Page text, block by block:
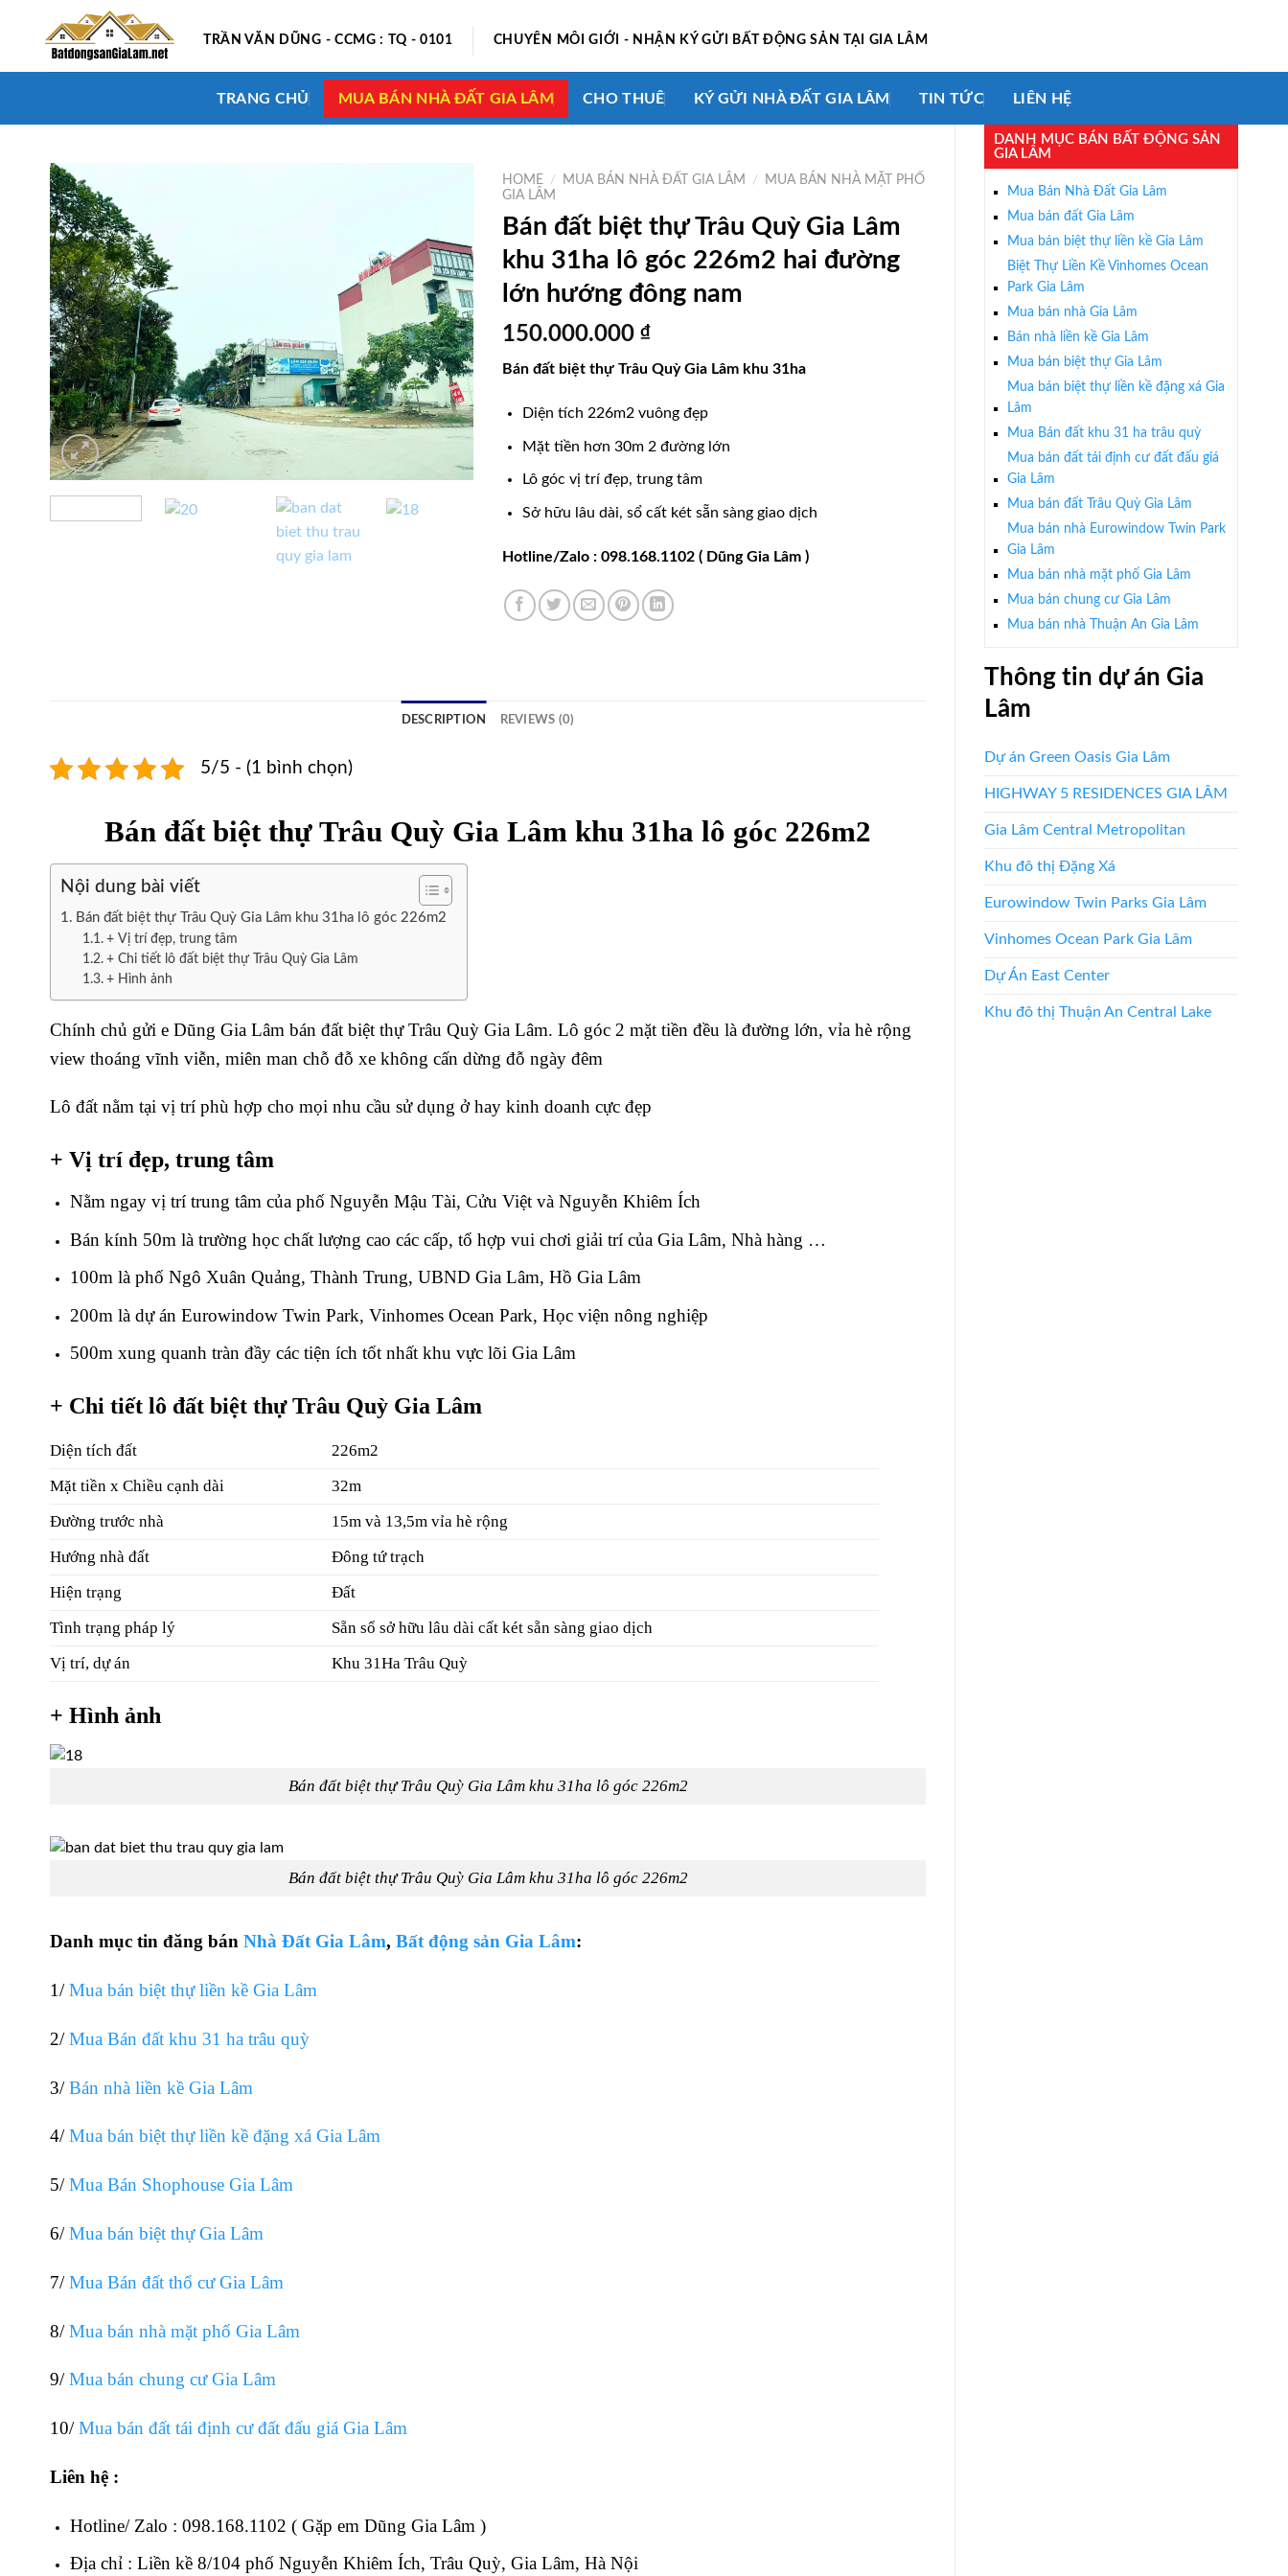
TRẦN VĂN DŨNG - CCMG : TQ - 0101 CHUYÊN MÔI GIỚI - NHẬN KÝ GỬI BẤT ĐỘNG SẢN TẠI GIA LÂM
TRANG CHỦ MUA BÁN NHÀ ĐẤT GIA LÂM CHO THUÊ KÝ GỬI NHÀ ĐẤT GIA LÂM TIN TỨC LIÊN HỆ
DANH MỤC BÁN BẤT ĐỘNG SẢN
GIA LÂM
Mua Bán Nhà Đất Gia Lâm
Mua bán đất Gia Lâm
Mua bán biệt thự liền kề Gia Lâm
Biệt Thự Liền Kề Vinhomes Ocean
Park Gia Lâm
Mua bán nhà Gia Lâm
Bán nhà liền kề Gia Lâm
Mua bán biệt thự Gia Lâm
Mua bán biệt thự liền kề đặng xá Gia
Lâm
Mua Bán đất khu 31 ha trâu quỳ
Mua bán đất tái định cư đất đấu giá
Gia Lâm
Mua bán đất Trâu Quỳ Gia Lâm
Mua bán nhà Eurowindow Twin Park
Gia Lâm
Mua bán nhà mặt phố Gia Lâm
Mua bán chung cư Gia Lâm
Mua bán nhà Thuận An Gia Lâm
Thông tin dự án Gia
Lâm
Dự án Green Oasis Gia Lâm
HIGHWAY 5 RESIDENCES GIA LÂM
Gia Lâm Central Metropolitan
Khu đô thị Đặng Xá
Eurowindow Twin Parks Gia Lâm
Vinhomes Ocean Park Gia Lâm
Dự Án East Center
Khu đô thị Thuận An Central Lake
HOME / MUA BÁN NHÀ ĐẤT GIA LÂM /
MUA BÁN NHÀ MẶT PHỐ
GIA LÂM
Bán đất biệt thự Trâu Quỳ Gia Lâm
khu 31ha lô góc 226m2 hai đường
lớn hướng đông nam
150.000.000 ₫
Bán đất biệt thự Trâu Quỳ Gia Lâm khu 31ha
Diện tích 226m2 vuông đẹp
Mặt tiền hơn 30m 2 đường lớn
Lô góc vị trí đẹp, trung tâm
Sở hữu lâu dài, sổ cất két sẵn sàng giao dịch
Hotline/Zalo : 098.168.1102 ( Dũng Gia Lâm )
DESCRIPTION REVIEWS (0)
5/5 - (1 bình chọn)
Bán đất biệt thự Trâu Quỳ Gia Lâm khu 31ha lô góc 226m2
Nội dung bài viết
Bán đất biệt thự Trâu Quỳ Gia Lâm khu 31ha lô góc 226m2
+ Vị trí đẹp, trung tâm
+ Chi tiết lô đất biệt thự Trâu Quỳ Gia Lâm
+ Hình ảnh
Chính chủ gửi e Dũng Gia Lâm bán đất biệt thự Trâu Quỳ Gia Lâm. Lô góc 2 mặt tiền đều là đường lớn, vỉa hè rộng
view thoáng vĩnh viễn, miên man chỗ đỗ xe không cấn dừng đỗ ngày đêm
Lô đất nằm tại vị trí phù hợp cho mọi nhu cầu sử dụng ở hay kinh doanh cực đẹp
+ Vị trí đẹp, trung tâm
Nằm ngay vị trí trung tâm của phố Nguyễn Mậu Tài, Cửu Việt và Nguyễn Khiêm Ích
Bán kính 50m là trường học chất lượng cao các cấp, tổ hợp vui chơi giải trí của Gia Lâm, Nhà hàng …
100m là phố Ngô Xuân Quảng, Thành Trung, UBND Gia Lâm, Hồ Gia Lâm
200m là dự án Eurowindow Twin Park, Vinhomes Ocean Park, Học viện nông nghiệp
500m xung quanh tràn đầy các tiện ích tốt nhất khu vực lõi Gia Lâm
+ Chi tiết lô đất biệt thự Trâu Quỳ Gia Lâm
Diện tích đất
226m2
Mặt tiền x Chiều cạnh dài
32m
Đường trước nhà
15m và 13,5m vỉa hè rộng
Hướng nhà đất
Đông tứ trạch
Hiện trạng
Đất
Tình trạng pháp lý
Sẵn sổ sở hữu lâu dài cất két sẵn sàng giao dịch
Vị trí, dự án
Khu 31Ha Trâu Quỳ
+ Hình ảnh
Bán đất biệt thự Trâu Quỳ Gia Lâm khu 31ha lô góc 226m2
Bán đất biệt thự Trâu Quỳ Gia Lâm khu 31ha lô góc 226m2
Danh mục tin đăng bán Nhà Đất Gia Lâm, Bất động sản Gia Lâm:
1/Mua bán biệt thự liền kề Gia Lâm
2/Mua Bán đất khu 31 ha trâu quỳ
3/Bán nhà liền kề Gia Lâm
4/Mua bán biệt thự liền kề đặng xá Gia Lâm
5/Mua Bán Shophouse Gia Lâm
6/Mua bán biệt thự Gia Lâm
7/Mua Bán đất thổ cư Gia Lâm
8/Mua bán nhà mặt phố Gia Lâm
9/Mua bán chung cư Gia Lâm
10/Mua bán đất tái định cư đất đấu giá Gia Lâm
Liên hệ :
Hotline/ Zalo : 098.168.1102 ( Gặp em Dũng Gia Lâm )
Địa chỉ : Liền kề 8/104 phố Nguyễn Khiêm Ích, Trâu Quỳ, Gia Lâm, Hà Nội